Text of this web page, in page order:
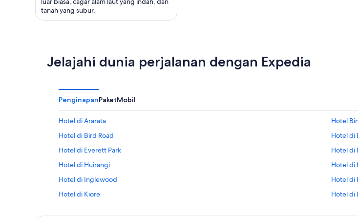
tanah yang subur.
Jelajahi dunia perjalanan dengan Expedia
PenginapanPaketMobil
Hotel di Ararata
Hotel
Hotel di Bird Road
Hotel di
Hotel di Everett Park
Hotel di
Hotel di Huirangi
Hotel di
Hotel di Inglewood
Hotel di
Hotel di Kiore
Hotel di